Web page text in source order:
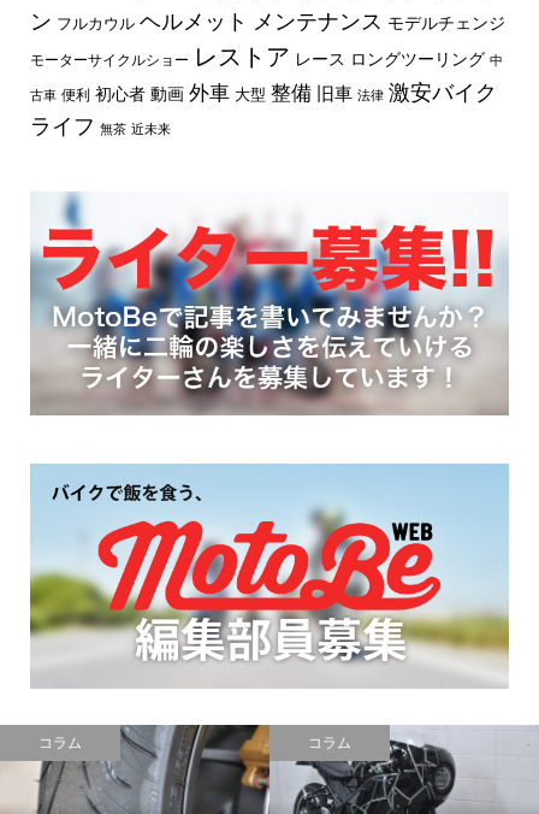
ン フルカウル ヘルメット メンテナンス モデルチェンジ
モーターサイクルショー レストア レース ロングツーリング 中
古車 便利 初心者 動画 外車 大型 整備 旧車 法律 激安バイク
ライフ 無茶 近未来
レポート レポート